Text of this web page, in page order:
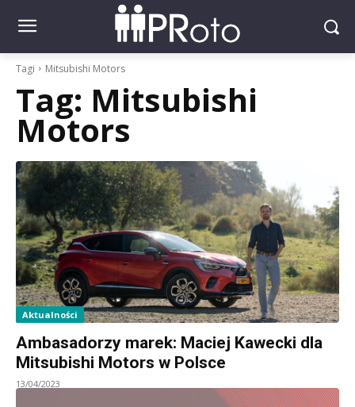
Tagi Mitsubishi Motors
Tag: Mitsubishi
Motors
Aktualności
Ambasadorzy marek: Maciej Kawecki dla
Mitsubishi Motors w Polsce
13/04/2023